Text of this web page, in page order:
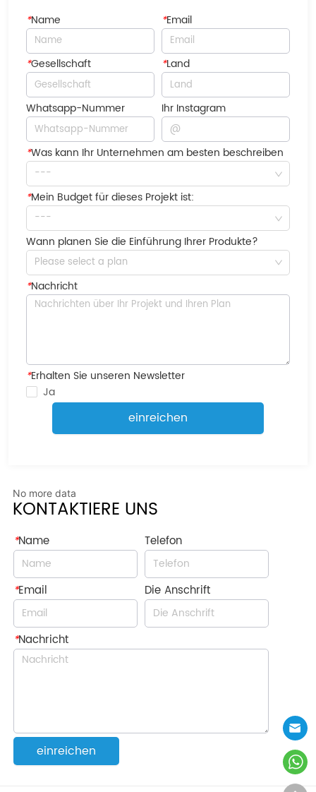
*Name *Email
*Gesellschaft *Land
Whatsapp-Nummer Ihr Instagram
*Was kann Ihr Unternehmen am besten beschreiben
---
*Mein Budget für dieses Projekt ist:
---
Wann planen Sie die Einführung Ihrer Produkte?
Please select a plan
*Nachricht
*Erhalten Sie unseren Newsletter
Ja
einreichen
No more data
KONTAKTIERE UNS
*Name Telefon
*Email Die Anschrift
*Nachricht
einreichen